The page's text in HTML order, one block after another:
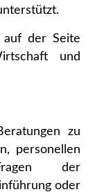
auf der Seite
und
zu
personellen
der
oder